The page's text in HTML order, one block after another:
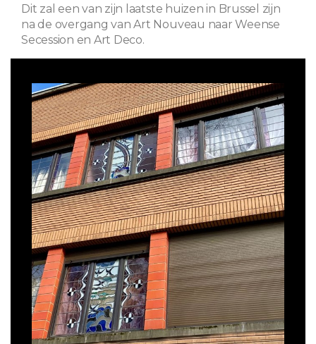
Dit zal een van zijn laatste huizen in Brussel zijn
na de overgang van Art Nouveau naar Weense
Secession en Art Deco.